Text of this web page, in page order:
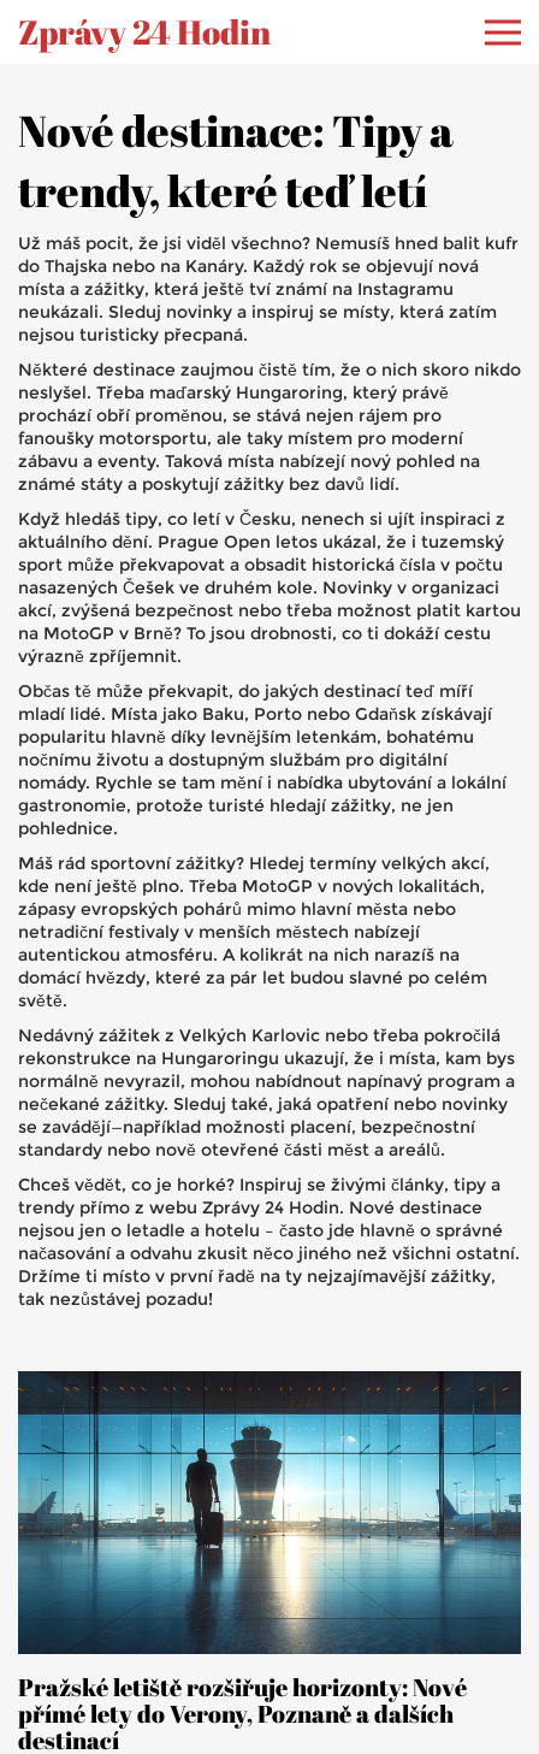
Zprávy 24 Hodin
Nové destinace: Tipy a
trendy, které teď letí
Už máš pocit, že jsi viděl všechno? Nemusíš hned balit kufr
do Thajska nebo na Kanáry. Každý rok se objevují nová
místa a zážitky, která ještě tví známí na Instagramu
neukázali. Sleduj novinky a inspiruj se místy, která zatím
nejsou turisticky přecpaná.
Některé destinace zaujmou čistě tím, že o nich skoro nikdo
neslyšel. Třeba maďarský Hungaroring, který právě
prochází obří proměnou, se stává nejen rájem pro
fanoušky motorsportu, ale taky místem pro moderní
zábavu a eventy. Taková místa nabízejí nový pohled na
známé státy a poskytují zážitky bez davů lidí.
Když hledáš tipy, co letí v Česku, nenech si ujít inspiraci z
aktuálního dění. Prague Open letos ukázal, že i tuzemský
sport může překvapovat a obsadit historická čísla v počtu
nasazených Češek ve druhém kole. Novinky v organizaci
akcí, zvýšená bezpečnost nebo třeba možnost platit kartou
na MotoGP v Brně? To jsou drobnosti, co ti dokáží cestu
výrazně zpříjemnit.
Občas tě může překvapit, do jakých destinací teď míří
mladí lidé. Místa jako Baku, Porto nebo Gdaňsk získávají
popularitu hlavně díky levnějším letenkám, bohatému
nočnímu životu a dostupným službám pro digitální
nomády. Rychle se tam mění i nabídka ubytování a lokální
gastronomie, protože turisté hledají zážitky, ne jen
pohlednice.
Máš rád sportovní zážitky? Hledej termíny velkých akcí,
kde není ještě plno. Třeba MotoGP v nových lokalitách,
zápasy evropských pohárů mimo hlavní města nebo
netradiční festivaly v menších městech nabízejí
autentickou atmosféru. A kolikrát na nich narazíš na
domácí hvězdy, které za pár let budou slavné po celém
světě.
Nedávný zážitek z Velkých Karlovic nebo třeba pokročilá
rekonstrukce na Hungaroringu ukazují, že i místa, kam bys
normálně nevyrazil, mohou nabídnout napínavý program a
nečekané zážitky. Sleduj také, jaká opatření nebo novinky
se zavádějí—například možnosti placení, bezpečnostní
standardy nebo nově otevřené části měst a areálů.
Chceš vědět, co je horké? Inspiruj se živými články, tipy a
trendy přímo z webu Zprávy 24 Hodin. Nové destinace
nejsou jen o letadle a hotelu – často jde hlavně o správné
načasování a odvahu zkusit něco jiného než všichni ostatní.
Držíme ti místo v první řadě na ty nejzajímavější zážitky,
tak nezůstávej pozadu!
Pražské letiště rozšiřuje horizonty: Nové
přímé lety do Verony, Poznaně a dalších
destinací